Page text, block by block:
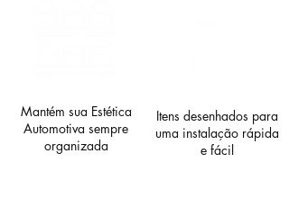
Mantém sua Estética
Automotiva sempre
organizada
Itens desenhados para
uma instalação rápida
e fácil